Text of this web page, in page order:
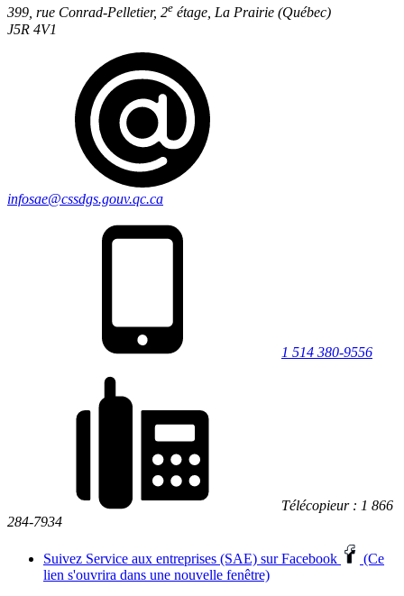
399, rue Conrad-Pelletier, 2e étage, La Prairie (Québec)
J5R 4V1
infosae@cssdgs.gouv.qc.ca
1 514 380-9556
Télécopieur : 1 866
284-7934
Suivez Service aux entreprises (SAE) sur Facebook
(Ce
lien s'ouvrira dans une nouvelle fenêtre)